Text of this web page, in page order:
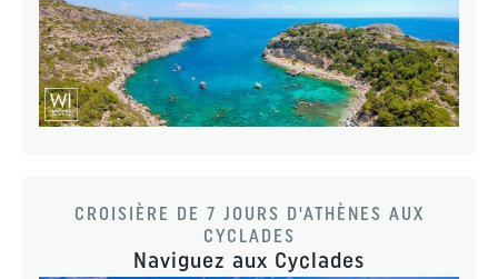
CROISIÈRE DE 7 JOURS D'ATHÈNES AUX
CYCLADES
Naviguez aux Cyclades